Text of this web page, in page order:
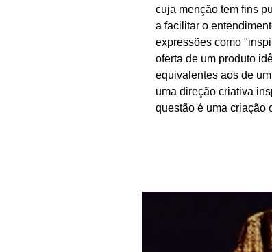
cuja menção tem fins
a facilitar o
expressões como
oferta de um produto
equivalentes aos de
uma direção criativa
questão é uma criação